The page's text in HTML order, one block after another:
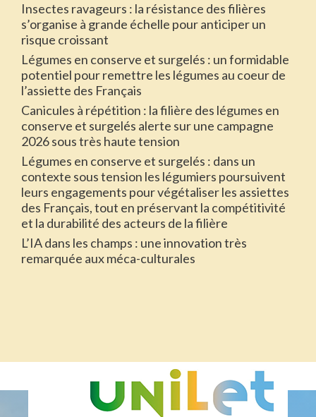
Insectes ravageurs : la résistance des filières
s’organise à grande échelle pour anticiper un
risque croissant
Légumes en conserve et surgelés : un formidable
potentiel pour remettre les légumes au coeur de
l’assiette des Français
Canicules à répétition : la filière des légumes en
conserve et surgelés alerte sur une campagne
2026 sous très haute tension
Légumes en conserve et surgelés : dans un
contexte sous tension les légumiers poursuivent
leurs engagements pour végétaliser les assiettes
des Français, tout en préservant la compétitivité
et la durabilité des acteurs de la filière
L’IA dans les champs : une innovation très
remarquée aux méca-culturales